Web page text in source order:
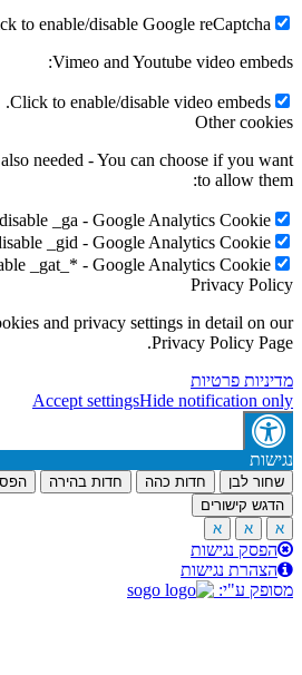
Click to enable/disable Google
Vimeo and Youtube video
Click to enable/disable video
Other
also needed - You can choose if you
to allow
disable _ga - Google Analytics
disable _gid - Google Analytics
disable _gat_* - Google Analytics
Privacy
cookies and privacy settings in detail
Privacy Policy
פרטיות
Accept settings Hide notification
לבן חדות כהה חדות בהירה הפסק
קישורים
א
א
נגישות
נגישות
ע"י: